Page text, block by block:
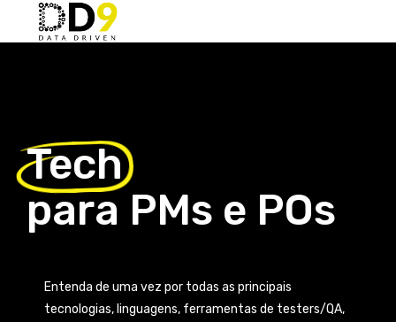
Tech
para PMs e POs
Entenda de uma vez por todas as principais
tecnologias, linguagens, ferramentas de testers/QA,